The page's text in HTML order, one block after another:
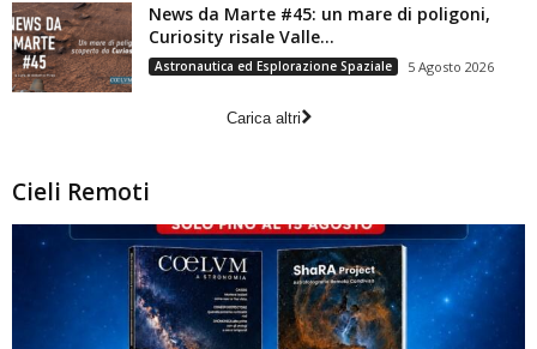
News da Marte #45: un mare di poligoni,
Curiosity risale Valle...
Astronautica ed Esplorazione Spaziale 5 Agosto 2026
Carica altri
Cieli Remoti